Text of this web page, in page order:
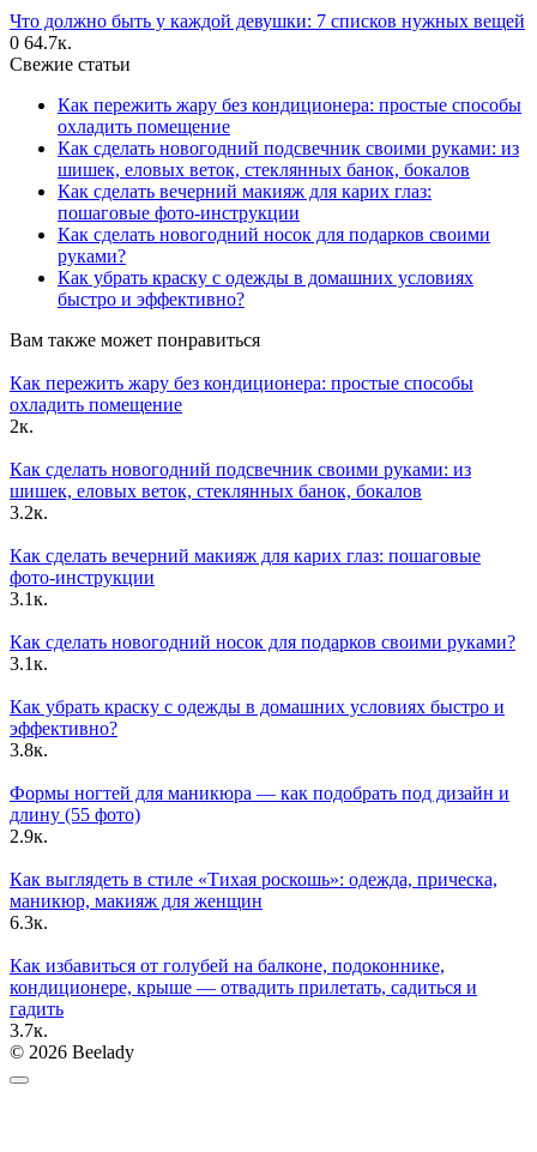
Что должно быть у каждой девушки: 7 списков нужных вещей
0 64.7к.
Свежие статьи
Как пережить жару без кондиционера: простые способы
охладить помещение
Как сделать новогодний подсвечник своими руками: из
шишек, еловых веток, стеклянных банок, бокалов
Как сделать вечерний макияж для карих глаз:
пошаговые фото-инструкции
Как сделать новогодний носок для подарков своими
руками?
Как убрать краску с одежды в домашних условиях
быстро и эффективно?
Вам также может понравиться
Как пережить жару без кондиционера: простые способы
охладить помещение
2к.
Как сделать новогодний подсвечник своими руками: из
шишек, еловых веток, стеклянных банок, бокалов
3.2к.
Как сделать вечерний макияж для карих глаз: пошаговые
фото-инструкции
3.1к.
Как сделать новогодний носок для подарков своими руками?
3.1к.
Как убрать краску с одежды в домашних условиях быстро и
эффективно?
3.8к.
Формы ногтей для маникюра — как подобрать под дизайн и
длину (55 фото)
2.9к.
Как выглядеть в стиле «Тихая роскошь»: одежда, прическа,
маникюр, макияж для женщин
6.3к.
Как избавиться от голубей на балконе, подоконнике,
кондиционере, крыше — отвадить прилетать, садиться и
гадить
3.7к.
© 2026 Beelady